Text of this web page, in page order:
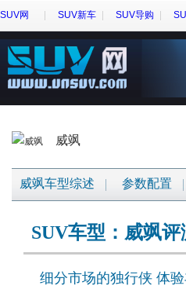
SUV网 SUV新车 SUV导购
威飒
威飒车型综述 参数配置
SUV车型：威飒评
细分市场的独行侠 体